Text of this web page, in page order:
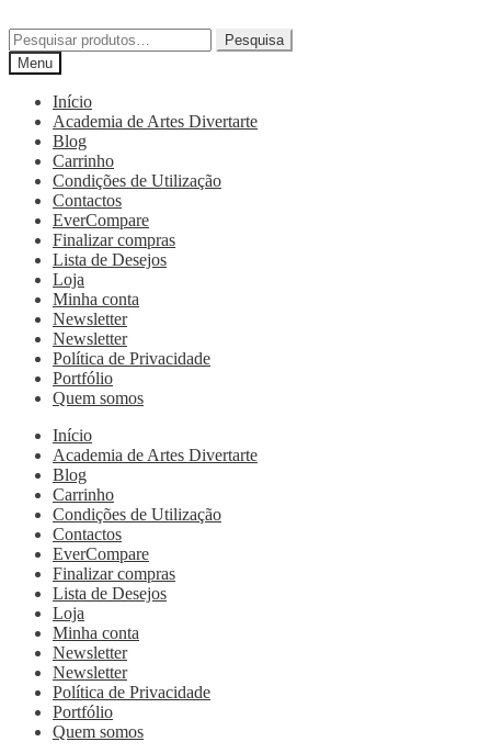
Pesquisa
Menu
Início
Academia de Artes Divertarte
Blog
Carrinho
Condições de Utilização
Contactos
EverCompare
Finalizar compras
Lista de Desejos
Loja
Minha conta
Newsletter
Newsletter
Política de Privacidade
Portfólio
Quem somos
Início
Academia de Artes Divertarte
Blog
Carrinho
Condições de Utilização
Contactos
EverCompare
Finalizar compras
Lista de Desejos
Loja
Minha conta
Newsletter
Newsletter
Política de Privacidade
Portfólio
Quem somos